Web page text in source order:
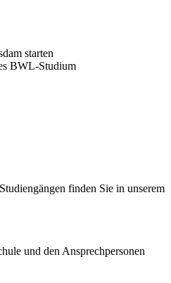
starten
BWL-Studium
finden Sie in unserem
und den Ansprechpersonen